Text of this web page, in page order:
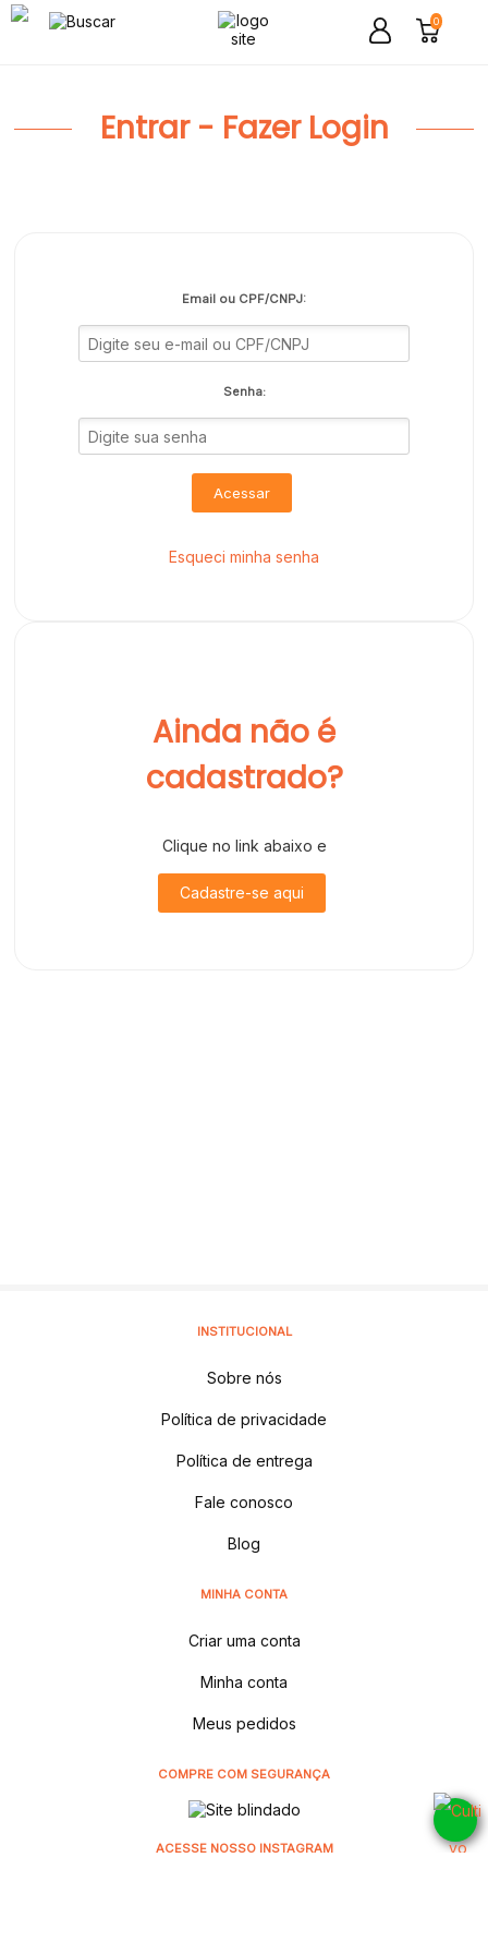
0
Entrar - Fazer Login
Email ou CPF/CNPJ:
Senha:
Acessar
Esqueci minha senha
Ainda não é
cadastrado?
Clique no link abaixo e
Cadastre-se aqui
INSTITUCIONAL
Sobre nós
Política de privacidade
Política de entrega
Fale conosco
Blog
MINHA CONTA
Criar uma conta
Minha conta
Meus pedidos
COMPRE COM SEGURANÇA
ACESSE NOSSO INSTAGRAM